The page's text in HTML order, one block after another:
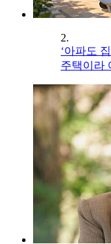
2.
‘아파도
주택이라